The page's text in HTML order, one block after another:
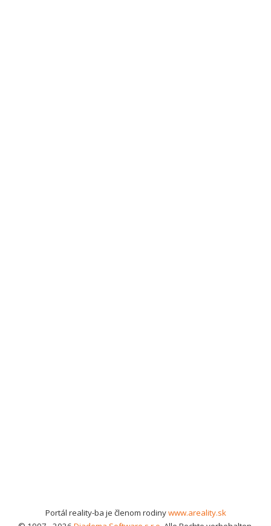
Portál reality-ba je členom rodinywww.areality.sk